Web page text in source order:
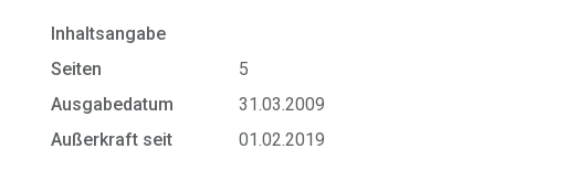
Inhaltsangabe
Seiten
5
Ausgabedatum
31.03.2009
Außerkraft seit
01.02.2019